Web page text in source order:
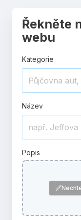
Řekněte
webu
Kategorie
Název
Popis